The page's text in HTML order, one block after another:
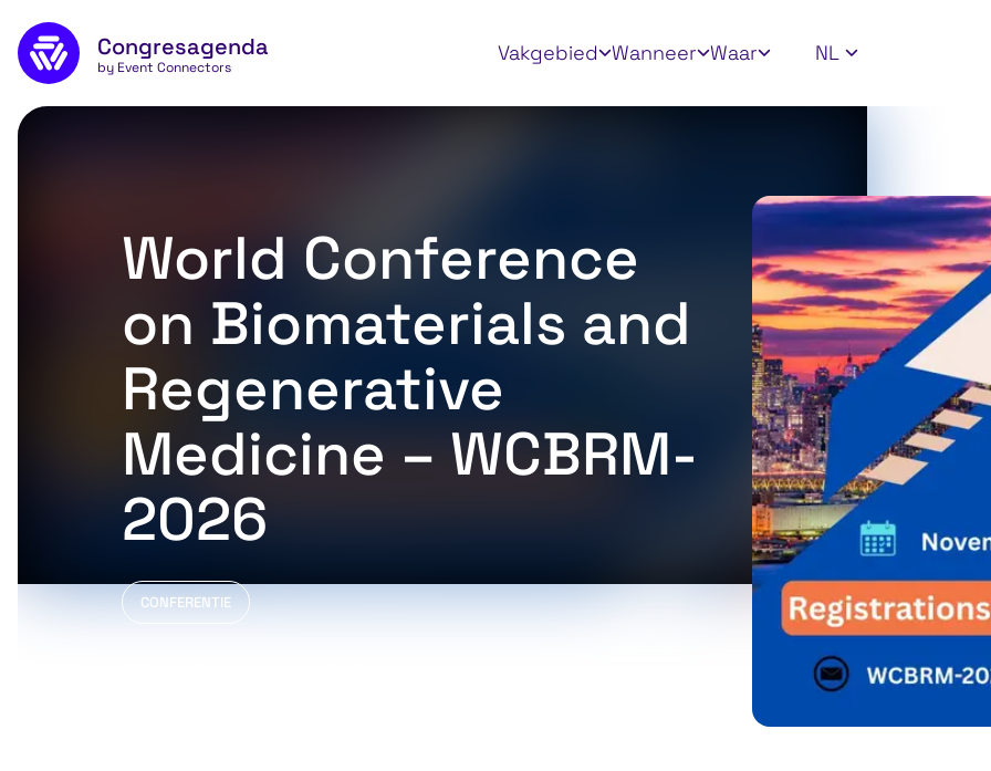
Naar de inhoud
Congresagenda
by Event Connectors
Vakgebied Wanneer Waar
Apply filters NL
World Conference
on Biomaterials and
Regenerative
Medicine – WCBRM-
2026
CONFERENTIE